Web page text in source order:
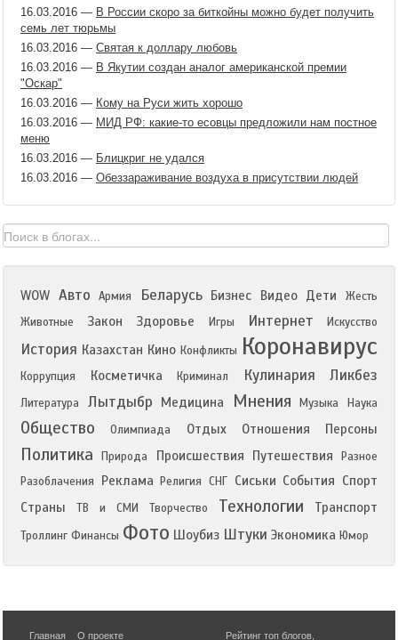
16.03.2016 — В России скоро за биткойны можно будет получить
семь лет тюрьмы
16.03.2016 — Святая к доллару любовь
16.03.2016 — В Якутии создан аналог американской премии
"Оскар"
16.03.2016 — Кому на Руси жить хорошо
16.03.2016 — МИД РФ: какие-то есовцы предложили нам постное
меню
16.03.2016 — Блицкриг не удался
16.03.2016 — Обеззараживание воздуха в присутствии людей
WOW Авто Армия Беларусь Бизнес Видео Дети
Жесть
Животные
Закон Здоровье Игры Интернет Искусство
История Казахстан Кино Конфликты Коронавирус
Коррупция Косметичка Криминал Кулинария Ликбез
Литература Лытдыбр Медицина Мнения Музыка Наука
Общество Олимпиада Отдых Отношения Персоны
Политика Природа Происшествия Путешествия
Разное
Разоблачения
Реклама Религия СНГ Сиськи События Спорт
Страны
ТВ и СМИ Творчество Технологии Транспорт
Троллинг Финансы Фото Шоубиз Штуки Экономика Юмор
Главная О проекте Рейтинг топ блогов